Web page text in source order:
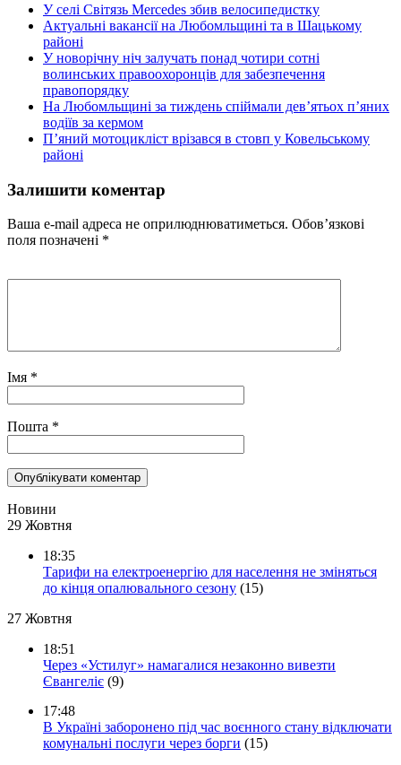
У селі Світязь Mercedes збив велосипедистку
Актуальні вакансії на Любомльщині та в Шацькому
районі
У новорічну ніч залучать понад чотири сотні
волинських правоохоронців для забезпечення
правопорядку
На Любомльщині за тиждень спіймали дев’ятьох п’яних
водіїв за кермом
П’яний мотоцикліст врізався в стовп у Ковельському
районі
Залишити коментар
Ваша e-mail адреса не оприлюднюватиметься. Обов’язкові
поля позначені *
Імя *
Пошта *
Новини
29 Жовтня
18:35
Тарифи на електроенергію для населення не зміняться
до кінця опалювального сезону (15)
27 Жовтня
18:51
Через «Устилуг» намагалися незаконно вивезти
Євангеліє (9)
17:48
В Україні заборонено під час воєнного стану відключати
комунальні послуги через борги (15)